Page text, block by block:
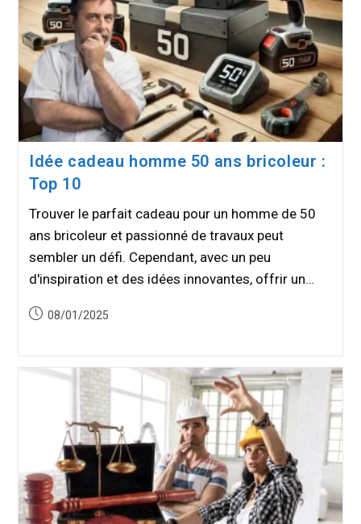
Idée cadeau homme 50 ans bricoleur :
Top 10
Trouver le parfait cadeau pour un homme de 50
ans bricoleur et passionné de travaux peut
sembler un défi. Cependant, avec un peu
d'inspiration et des idées innovantes, offrir un…
Publication
08/01/2025